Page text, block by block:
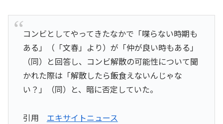
コンビとしてやってきたなかで「喋らない時期も
ある」（「文春」より）が「仲が良い時もある」
（同）と回答し、コンビ解散の可能性について聞
かれた際は「解散したら飯食えないんじゃな
い？」（同）と、暗に否定していた。
引用 エキサイトニュース